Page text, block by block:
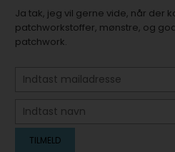
Ja tak, jeg vil gerne vide, når der
patchworkstoffer, mønstre, og
patchwork.